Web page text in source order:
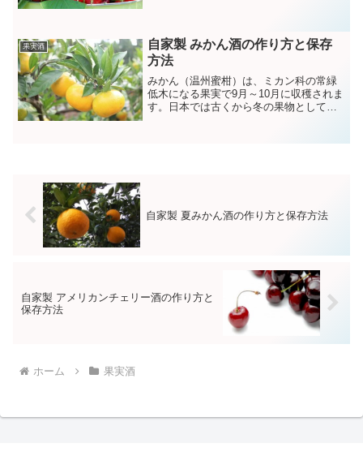
果実酒
自家製 みかん酒の作り方と保存
方法
みかん（温州蜜柑）は、ミカン科の常緑
低木になる果実で9月～10月に収穫されま
す。日本では古くから冬の果物として親
はビタミンＣやβ―カロテンが豊富に含ま
自家製 夏みかん酒の作り方と保存方法
自家製 アメリカンチェリー酒の作り方と
保存方法
ホーム 果実酒